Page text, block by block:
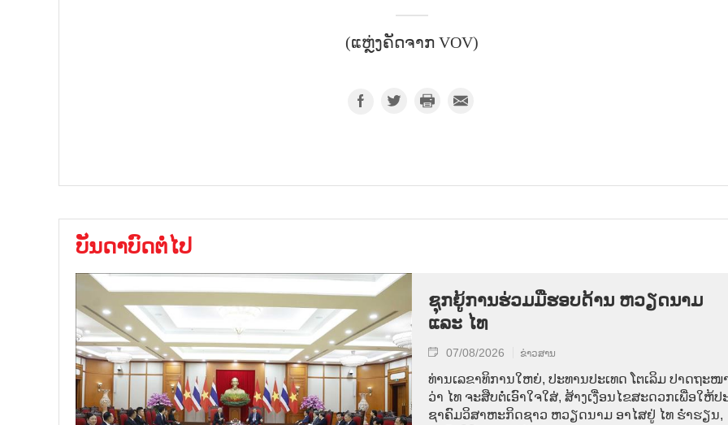
(ແຫຼ່ງຄັດຈາກ VOV)
ບັນດາບົດຕໍ່ໄປ
ຊຸກຍູ້ການຮ່ວມມືຮອບດ້ານ ຫວຽດນາມ
ແລະ ໄທ
07/08/2026 ຂ່າວສານ
ທ່ານ​ເລ​ຂາ​ທິ​ການ​ໃຫຍ່, ປະ​ທານ​ປະ​ເທດ ໂຕ​ເລິມ ປາດ​ຖະ​ໜ
ວ່າ ໄທ​ ຈະ​ສືບ​ຕໍ່​ເອົາ​ໃຈ​ໃສ່, ສ້າງ​ເງື່ອນ​ໄຂ​ສະ​ດວກ​ເພື່ອ​ໃຫ້​ປ
ຊາ​ຄົມ​ວ​ິ​ສາ​ຫະ​ກິດ​ຊາວ ຫວຽດ​ນາມ ອາ​ໄສ​ຢູ່ ໄທ ຮ່ຳ​ຮຽນ,